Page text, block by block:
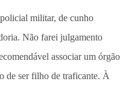
militar, de cunho
Não farei julgamento
associar um órgão
de ser filho de traficante. À